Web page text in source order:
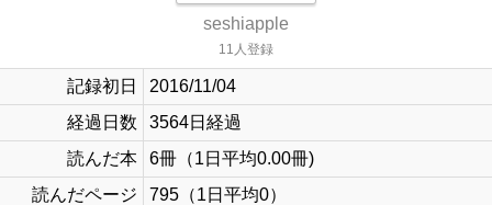
seshiapple
11人登録
記録初日
2016/11/04
経過日数
3564日経過
読んだ本
6冊（1日平均0.00冊)
読んだページ
795（1日平均0）